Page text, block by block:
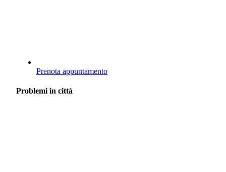
Prenota appuntamento
Problemi in città